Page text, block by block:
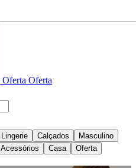
Oferta Oferta
Lingerie Calçados
Masculino
Acessórios Casa Oferta